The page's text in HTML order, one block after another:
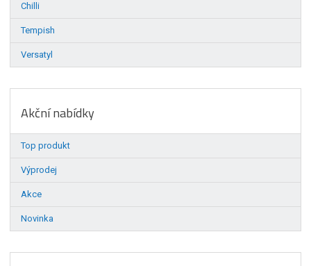
Chilli
Tempish
Versatyl
Akční nabídky
Top produkt
Výprodej
Akce
Novinka